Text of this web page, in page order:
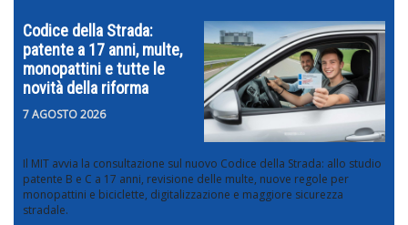
Codice della Strada:
patente a 17 anni, multe,
monopattini e tutte le
novità della riforma
7 AGOSTO 2026
Il MIT avvia la consultazione sul nuovo Codice della Strada: allo studio
patente B e C a 17 anni, revisione delle multe, nuove regole per
monopattini e biciclette, digitalizzazione e maggiore sicurezza
stradale.